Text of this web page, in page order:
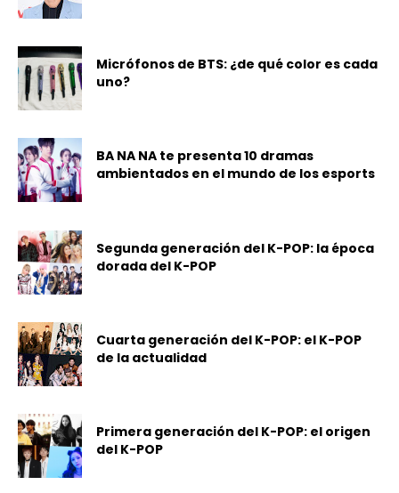
Micrófonos de BTS: ¿de qué color es cada
uno?
BA NA NA te presenta 10 dramas
ambientados en el mundo de los esports
Segunda generación del K-POP: la época
dorada del K-POP
Cuarta generación del K-POP: el K-POP
de la actualidad
Primera generación del K-POP: el origen
del K-POP